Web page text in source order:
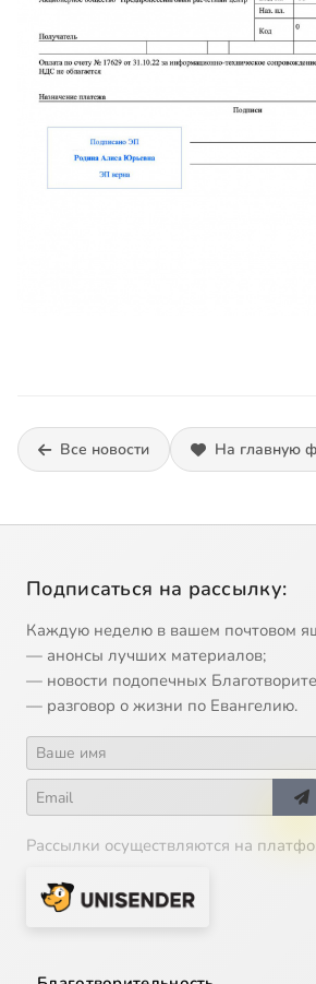
Все новости На главную
Подписаться на рассылку:
Каждую неделю в вашем почтовом
— анонсы лучших материалов;
— новости подопечных
— разговор о жизни по Евангелию.
Рассылки осуществляются на